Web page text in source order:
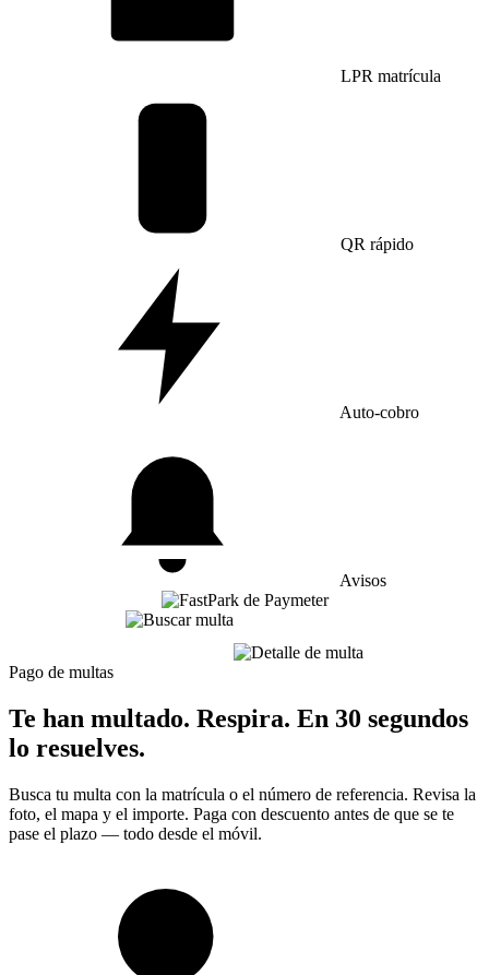
LPR matrícula
QR rápido
Auto-cobro
Avisos
Pago de multas
Te han multado. Respira. En 30 segundos
lo resuelves.
Busca tu multa con la matrícula o el número de referencia. Revisa la
foto, el mapa y el importe. Paga con descuento antes de que se te
pase el plazo — todo desde el móvil.